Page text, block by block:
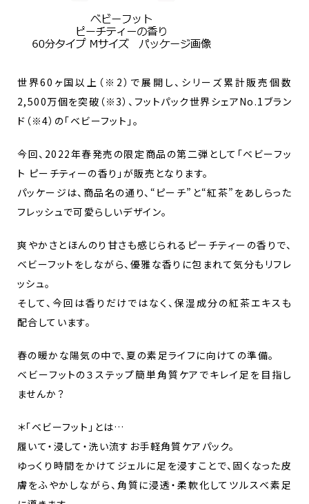
世界60ヶ国以上（※2）で展開し、シリーズ累計販売個数
2,500万個を突破（※3）、フットパック世界シェアNo.1ブラン
ド（※4）の「ベビーフット」。
今回、2022年春発売の限定商品の第二弾として「ベビーフッ
ト ピーチティーの香り」が販売となります。
パッケージは、商品名の通り、“ピーチ”と“紅茶”をあしらった
フレッシュで可愛らしいデザイン。
爽やかさとほんのり甘さも感じられるピーチティーの香りで、
ベビーフットをしながら、優雅な香りに包まれて気分もリフレ
ッシュ。
そして、今回は香りだけではなく、保湿成分の紅茶エキスも
配合しています。
春の暖かな陽気の中で、夏の素足ライフに向けての準備。
ベビーフットの３ステップ簡単角質ケアでキレイ足を目指し
ませんか？
＊「ベビーフット」とは…
履いて・浸して・洗い流すお手軽角質ケアパック。
ゆっくり時間をかけてジェルに足を浸すことで、固くなった皮
膚をふやかしながら、角質に浸透・柔軟化してツルスベ素足